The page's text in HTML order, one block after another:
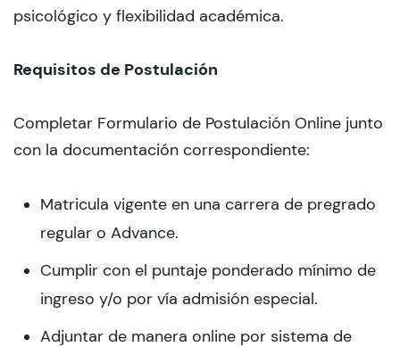
psicológico y flexibilidad académica.
Requisitos de Postulación
Completar Formulario de Postulación Online junto
con la documentación correspondiente:
Matricula vigente en una carrera de pregrado
regular o Advance.
Cumplir con el puntaje ponderado mínimo de
ingreso y/o por vía admisión especial.
Adjuntar de manera online por sistema de